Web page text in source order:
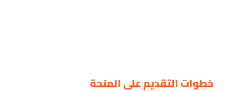
خطوات التقديم على المنحة